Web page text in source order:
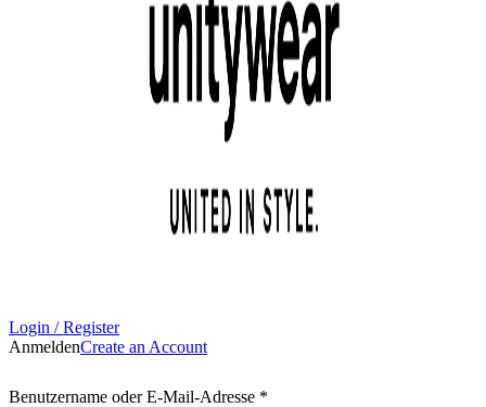
Login / Register
AnmeldenCreate an Account
Benutzername oder E-Mail-Adresse *